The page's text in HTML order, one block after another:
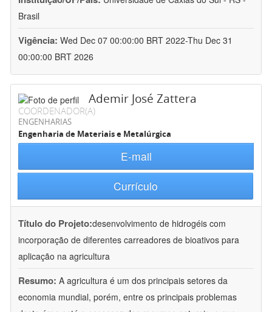
Brasil
Vigência: Wed Dec 07 00:00:00 BRT 2022-Thu Dec 31
00:00:00 BRT 2026
Ademir José Zattera
COORDENADOR(A)
ENGENHARIAS
Engenharia de Materiais e Metalúrgica
E-mail
Currículo
Título do Projeto:desenvolvimento de hidrogéis com
incorporação de diferentes carreadores de bioativos para
aplicação na agricultura
Resumo: A agricultura é um dos principais setores da
economia mundial, porém, entre os principais problemas